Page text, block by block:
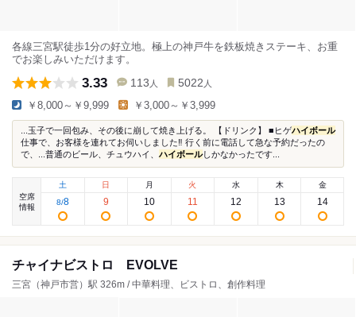
各線三宮駅徒歩1分の好立地。極上の神戸牛を鉄板焼きステーキ、お重
でお楽しみいただけます。
3.33 113 人 5022 人
￥8,000～￥9,999 ￥3,000～￥3,999
...玉子で一回包み、その後に崩して焼き上げる。 【ドリンク】 ■ヒゲハイボール
仕事で、お客様を連れてお伺いしました‼︎ 行く前に電話して急な予約だったの
で、...普通のビール、チュウハイ、 ハイボールしかなかったです...
空席
情報
土
8/8
日
9
月
10
火
11
水
12
木
13
金
14
チャイナビストロ EVOLVE
三宮（神戸市営）駅 326m / 中華料理、ビストロ、創作料理